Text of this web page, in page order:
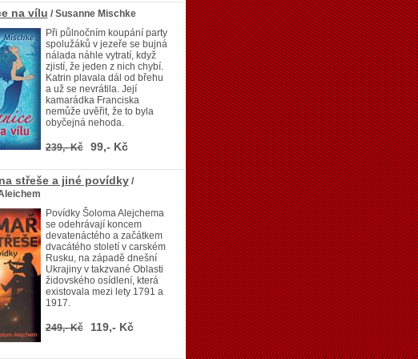
na vílu / Susanne Mischke
Při půlnočním koupání party
spolužáků v jezeře se bujná
nálada náhle vytratí, když
zjistí, že jeden z nich chybí.
Katrin plavala dál od břehu
a už se nevrátila. Její
kamarádka Franciska
nemůže uvěřit, že to byla
obyčejná nehoda.
239,- Kč 99,- Kč
střeše a jiné povídky/
Povídky Šoloma Alejchema
se odehrávají koncem
devatenáctého a začátkem
dvacátého století v carském
Rusku, na západě dnešní
Ukrajiny v takzvané Oblasti
židovského osídlení, která
existovala mezi lety 1791 a
1917.
249,- Kč 119,- Kč